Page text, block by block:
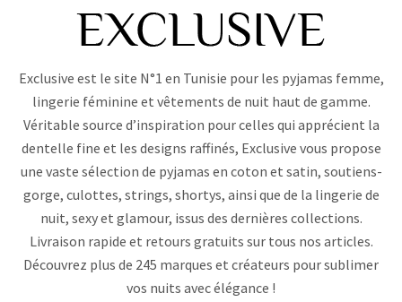
Exclusive est le site N°1 en Tunisie pour les pyjamas femme,
lingerie féminine et vêtements de nuit haut de gamme.
Véritable source d’inspiration pour celles qui apprécient la
dentelle fine et les designs raffinés, Exclusive vous propose
une vaste sélection de pyjamas en coton et satin, soutiens-
gorge, culottes, strings, shortys, ainsi que de la lingerie de
nuit, sexy et glamour, issus des dernières collections.
Livraison rapide et retours gratuits sur tous nos articles.
Découvrez plus de 245 marques et créateurs pour sublimer
vos nuits avec élégance !